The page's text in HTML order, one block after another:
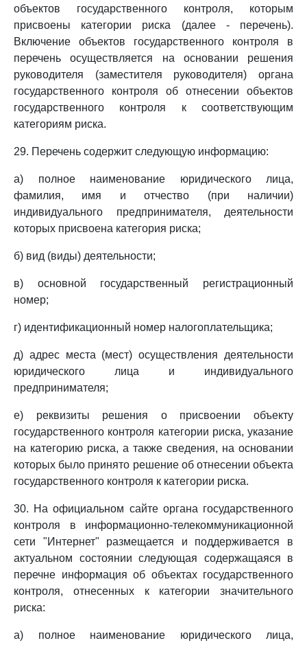
объектов государственного контроля, которым
присвоены категории риска (далее - перечень).
Включение объектов государственного контроля в
перечень осуществляется на основании решения
руководителя (заместителя руководителя) органа
государственного контроля об отнесении объектов
государственного контроля к соответствующим
категориям риска.
29. Перечень содержит следующую информацию:
а) полное наименование юридического лица,
фамилия, имя и отчество (при наличии)
индивидуального предпринимателя, деятельности
которых присвоена категория риска;
б) вид (виды) деятельности;
в) основной государственный регистрационный
номер;
г) идентификационный номер налогоплательщика;
д) адрес места (мест) осуществления деятельности
юридического лица и индивидуального
предпринимателя;
е) реквизиты решения о присвоении объекту
государственного контроля категории риска, указание
на категорию риска, а также сведения, на основании
которых было принято решение об отнесении объекта
государственного контроля к категории риска.
30. На официальном сайте органа государственного
контроля в информационно-телекоммуникационной
сети "Интернет" размещается и поддерживается в
актуальном состоянии следующая содержащаяся в
перечне информация об объектах государственного
контроля, отнесенных к категории значительного
риска:
а) полное наименование юридического лица,